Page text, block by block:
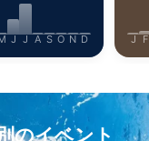
J J A S O N D J F
のイベント